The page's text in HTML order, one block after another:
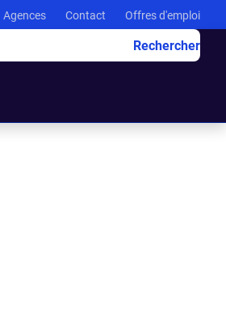
Agences Contact Offres d'emploi
Rechercher